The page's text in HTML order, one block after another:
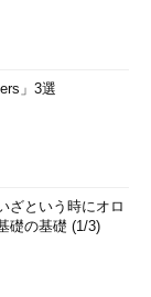
」3選
という時にオロ
礎の基礎 (1/3)